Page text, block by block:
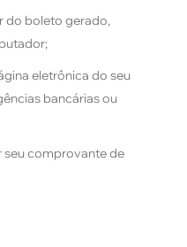
do boleto gerado,
eletrônica do seu
bancárias ou
seu comprovante de